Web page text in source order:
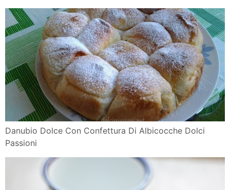
Danubio Dolce Con Confettura Di Albicocche Dolci
Passioni